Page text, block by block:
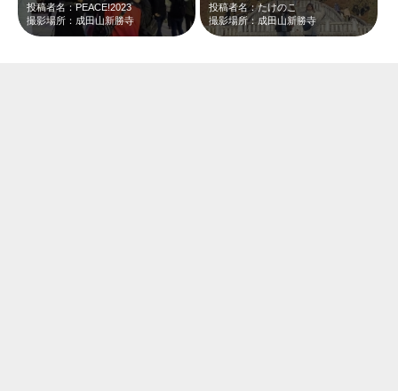
投稿者名：PEACE!2023
撮影場所：成田山新勝寺
投稿者名：たけのこ
撮影場所：成田山新勝寺